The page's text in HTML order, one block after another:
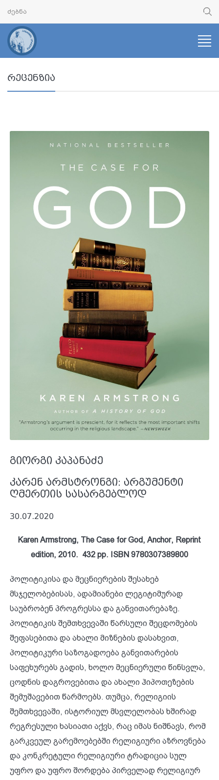
რეცენზია
გიორგი კაპანაძე
კარენ არმსტრონგი: არგუმენტი
ღმერთის სასარგებლოდ
30.07.2020
Karen Armstrong, The Case for God, Anchor, Reprint
edition, 2010. 432 pp. ISBN 9780307389800
პოლიტიკისა და მეცნიერების შესახებ
მსჯელობებისას, ადამიანები ლეგიტიმურად
საუბრობენ პროგრესსა და განვითარებაზე.
პოლიტიკის შემთხვევაში წარსული შეცდომების
შეფასებითა და ახალი მიზნების დასახვით,
პოლიტიკური საზოგადოება განვითარების
საფეხურებს გადის, ხოლო მეცნიერული წინსვლა,
ცოდნის დაგროვებითა და ახალი ჰიპოთეზების
შემუშავებით წარმოებს. თუმცა, რელიგიის
შემთხვევაში, ისტორიულ მსვლელობას ხშირად
რეგრესული ხასიათი აქვს, რაც იმას ნიშნავს, რომ
გარკვეულ გარემოებებში რელიგიური აზროვნება
და კონკრეტული რელიგიური ტრადიცია სულ
უფრო და უფრო შორდება პირველად რელიგიურ